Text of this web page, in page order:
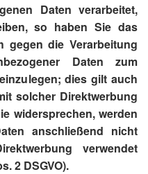
Daten verarbeitet,
so haben Sie das
gegen die Verarbeitung
Daten zum
dies gilt auch
solcher Direktwerbung
widersprechen, werden
anschließend nicht
verwendet
2 DSGVO).